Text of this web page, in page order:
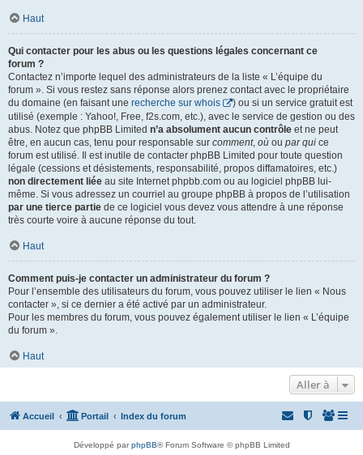
Haut
Qui contacter pour les abus ou les questions légales concernant ce
forum ?
Contactez n’importe lequel des administrateurs de la liste « L’équipe du
forum ». Si vous restez sans réponse alors prenez contact avec le propriétaire
du domaine (en faisant une recherche sur whois
) ou si un service gratuit est
utilisé (exemple : Yahoo!, Free, f2s.com, etc.), avec le service de gestion ou des
abus. Notez que phpBB Limited n’a absolument aucun contrôle et ne peut
être, en aucun cas, tenu pour responsable sur comment, où ou par qui ce
forum est utilisé. Il est inutile de contacter phpBB Limited pour toute question
légale (cessions et désistements, responsabilité, propos diffamatoires, etc.)
non directement liée au site Internet phpbb.com ou au logiciel phpBB lui-
même. Si vous adressez un courriel au groupe phpBB à propos de l’utilisation
par une tierce partie de ce logiciel vous devez vous attendre à une réponse
très courte voire à aucune réponse du tout.
Haut
Comment puis-je contacter un administrateur du forum ?
Pour l’ensemble des utilisateurs du forum, vous pouvez utiliser le lien « Nous
contacter », si ce dernier a été activé par un administrateur.
Pour les membres du forum, vous pouvez également utiliser le lien « L’équipe
du forum ».
Haut
Aller à
Accueil Portail Index du forum
Développé parphpBB® Forum Software © phpBB Limited